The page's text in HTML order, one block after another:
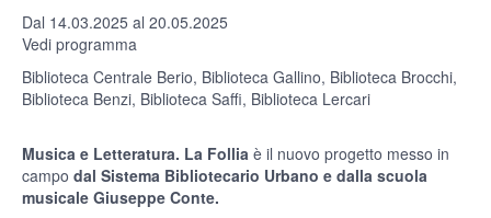
Dal 14.03.2025 al 20.05.2025
Vedi programma
Biblioteca Centrale Berio, Biblioteca Gallino, Biblioteca Brocchi,
Biblioteca Benzi, Biblioteca Saffi, Biblioteca Lercari
Musica e Letteratura. La Follia è il nuovo progetto messo in
campo dal Sistema Bibliotecario Urbano e dalla scuola
musicale Giuseppe Conte.